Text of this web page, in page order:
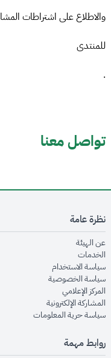
والاطلاع على اشتراطات
للمنتدى
.
تواصل معنا
نظرة عامة
عن الهيئةopens in new window
الخدماتopens in new window
سياسة الاستخدام
سياسة الخصوصيةnew window
المركز الإعلاميin new window
المشاركة الإلكترونيةnew window
سياسة حرية المعلوماتwindow
روابط مهمة